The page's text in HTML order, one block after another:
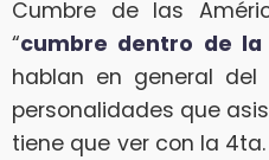
Cumbre de las
“cumbre dentro de la
hablan en general
personalidades que
tiene que ver con la 4ta.